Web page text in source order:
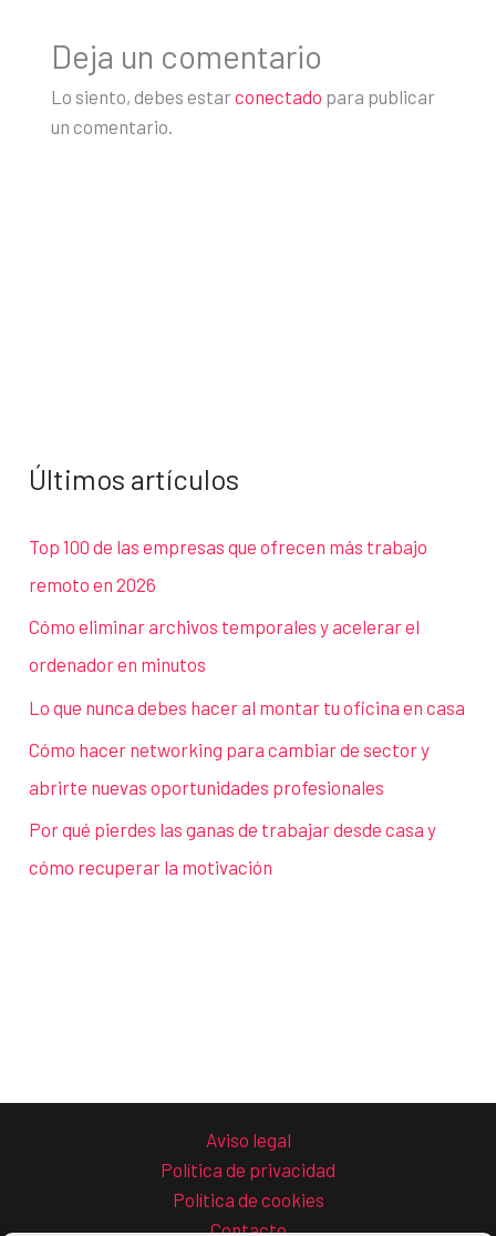
Deja un comentario
Lo siento, debes estarconectado para publicar
un comentario.
Últimos artículos
Top 100 de las empresas que ofrecen más trabajo
remoto en 2026
Cómo eliminar archivos temporales y acelerar el
ordenador en minutos
Lo que nunca debes hacer al montar tu oficina en casa
Cómo hacer networking para cambiar de sector y
abrirte nuevas oportunidades profesionales
Por qué pierdes las ganas de trabajar desde casa y
cómo recuperar la motivación
Aviso legal
Política de privacidad
Política de cookies
Contacto